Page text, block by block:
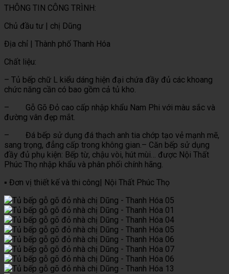
THÔNG TIN CÔNG TRÌNH:
Chủ đầu tư | chị Dũng
Địa chỉ | Thành phố Thanh Hóa
Chất liệu:
– Tủ bếp chữ L kiểu dáng hiện đại chứa đầy đủ các khoang
chức năng cần có bao gồm cả tủ kho.
– Gỗ Gõ Đỏ cao cấp nhập khẩu Nam Phi với màu sắc và
đường vân đẹp mắt.
– Đá bếp sử dụng đá thạch anh tia chớp tạo vẻ mạnh mẽ,
sang trọng, đẳng cấp trong không gian.– Căn bếp sử dụng
đầy đủ phụ kiện: Bếp từ, chậu vòi, hút mùi… được Nội Thất
Phúc Thọ nhập khẩu và phân phối chính hãng.
▪️ Đơn vị thiết kế và thi công| Nội Thất Phúc Thọ